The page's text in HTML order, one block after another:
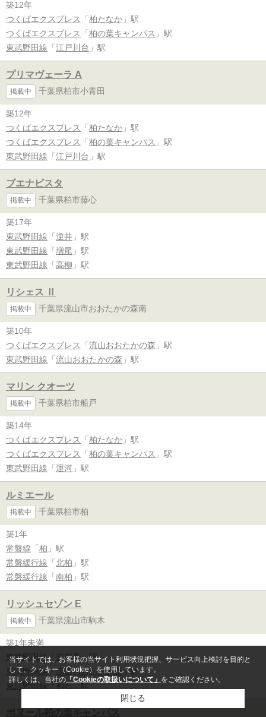
築12年
つくばエクスプレス
「 柏たなか 」駅
つくばエクスプレス
「 柏の葉キャンパス 」駅
東武野田線 「 江戸川台 」駅
プリマヴェーラ A
掲載中 千葉県柏市小青田
築12年
つくばエクスプレス
「 柏たなか 」駅
つくばエクスプレス
「 柏の葉キャンパス 」駅
東武野田線 「 江戸川台 」駅
ブエナビスタ
掲載中 千葉県柏市藤心
築17年
東武野田線 「 逆井 」駅
東武野田線 「 増尾 」駅
東武野田線 「 高柳 」駅
リシェス Ⅱ
掲載中 千葉県流山市おおたかの森南
築10年
つくばエクスプレス
「 流山おおたかの森 」駅
東武野田線 「 流山おおたかの森 」駅
マリン クオーツ
掲載中 千葉県柏市船戸
築14年
つくばエクスプレス
「 柏たなか 」駅
つくばエクスプレス
「 柏の葉キャンパス 」駅
東武野田線 「 運河 」駅
ルミエール
掲載中 千葉県柏市柏
築1年
常磐線 「 柏 」駅
常磐緩行線 「 北柏 」駅
常磐緩行線 「 南柏 」駅
リッシュセゾン E
掲載中 千葉県流山市駒木
築1年未満
東武野田線「 豊四季」駅
東武野田線「流山おおたかの森」駅
東武野田線「初石」駅
当サイトでは、お客様の当サイト利用状況把握、サービス向上検討を目的と
して、クッキー（Cookie）を使用しています。
詳しくは、当社の 「Cookieの取扱いについて」 をご確認ください。
閉じる